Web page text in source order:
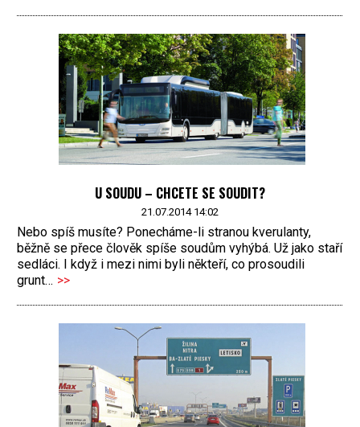
U SOUDU – CHCETE SE SOUDIT?
21.07.2014 14:02
Nebo spíš musíte? Ponecháme-li stranou kverulanty,
běžně se přece člověk spíše soudům vyhýbá. Už jako staří
sedláci. I když i mezi nimi byli někteří, co prosoudili
grunt… >>